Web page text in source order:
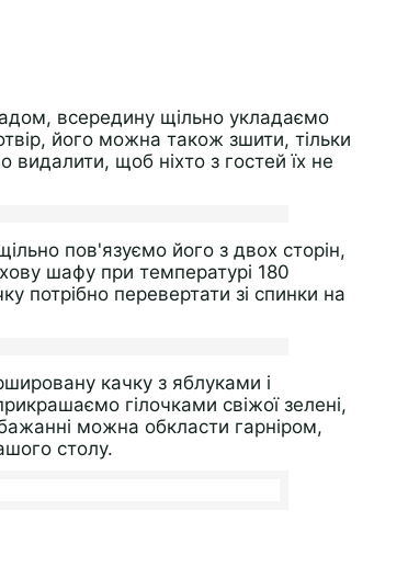
всередину щільно укладаємо
його можна також зшити, тільки
видалити, щоб ніхто з гостей їх не
пов'язуємо його з двох сторін,
шафу при температурі 180
потрібно перевертати зі спинки на
качку з яблуками і
гілочками свіжої зелені,
можна обкласти гарніром,
столу.